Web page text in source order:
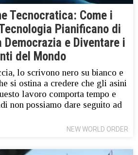
Tecnocratica: Come i
Pianificano di
Democrazia e Diventare i
del Mondo
lo scrivono nero su bianco e
si ostina a credere che gli asini
lavoro comporta tempo e
non possiamo dare seguito ad
NEW WORLD ORDER